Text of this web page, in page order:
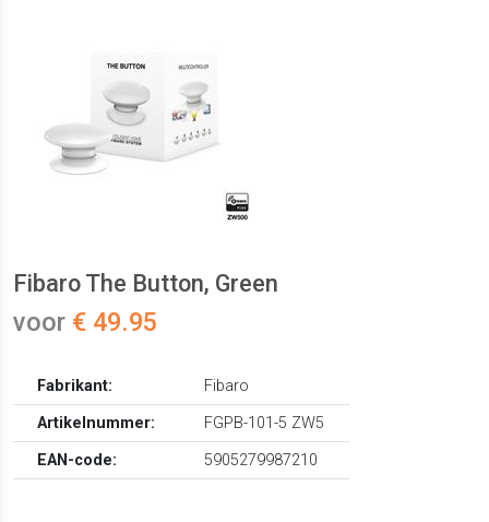
Fibaro The Button, Green
voor € 49.95
Fabrikant:
Fibaro
Artikelnummer:
FGPB-101-5 ZW5
EAN-code:
5905279987210